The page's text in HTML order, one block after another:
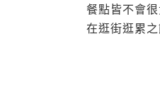
餐點皆不會
在逛街逛累